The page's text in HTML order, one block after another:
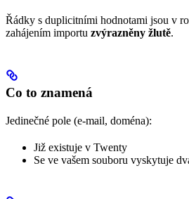
Řádky s duplicitními hodnotami jsou v
zahájením importu zvýrazněny žlutě.
Co to znamená
Jedinečné pole (e-mail, doména):
Již existuje v Twenty
Se ve vašem souboru vyskytuje